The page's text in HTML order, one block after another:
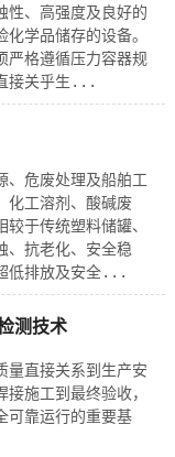
性、高强度及良好的
学品储存的设备。
严格遵循压力容器规
接关乎生...
、危废处理及船舶工
化工溶剂、酸碱废
于传统塑料储罐、
、抗老化、安全稳
低排放及安全...
测技术
量直接关系到生产安
施工到最终验收，
可靠运行的重要基